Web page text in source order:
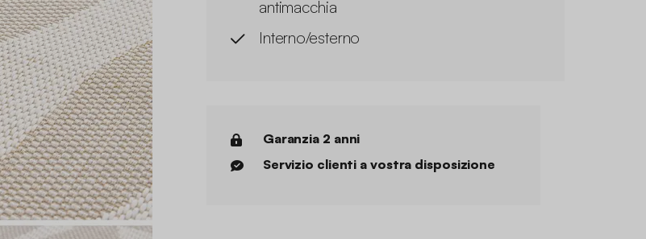
antimacchia
Interno/esterno
Garanzia 2 anni
Servizio clienti a vostra disposizione